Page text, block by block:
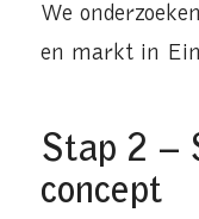
We
en markt in
Stap 2 –
concept